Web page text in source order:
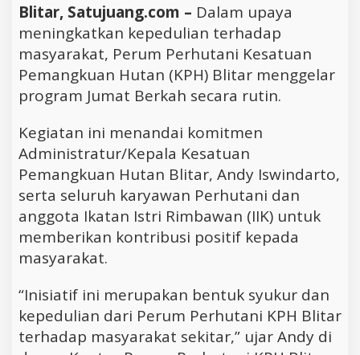
Blitar, Satujuang.com – Dalam upaya
meningkatkan kepedulian terhadap
masyarakat, Perum Perhutani Kesatuan
Pemangkuan Hutan (KPH) Blitar menggelar
program Jumat Berkah secara rutin.
Kegiatan ini menandai komitmen
Administratur/Kepala Kesatuan
Pemangkuan Hutan Blitar, Andy Iswindarto,
serta seluruh karyawan Perhutani dan
anggota Ikatan Istri Rimbawan (IIK) untuk
memberikan kontribusi positif kepada
masyarakat.
“Inisiatif ini merupakan bentuk syukur dan
kepedulian dari Perum Perhutani KPH Blitar
terhadap masyarakat sekitar,” ujar Andy di